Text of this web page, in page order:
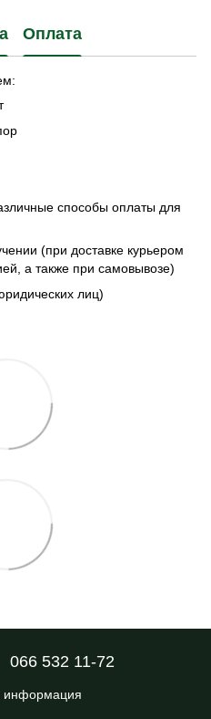
Оплата
способы оплаты для
(при доставке курьером
а также при самовывозе)
лиц)
066 532 11-72
информация